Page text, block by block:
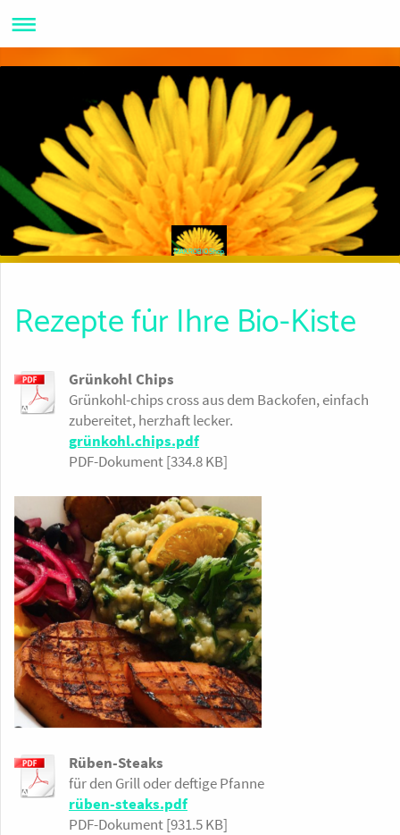
MAKROBIOShop
Rezepte für Ihre Bio-Kiste
Grünkohl Chips
Grünkohl-chips cross aus dem Backofen, einfach
zubereitet, herzhaft lecker.
grünkohl.chips.pdf
PDF-Dokument [334.8 KB]
Rüben-Steaks
für den Grill oder deftige Pfanne
rüben-steaks.pdf
PDF-Dokument [931.5 KB]